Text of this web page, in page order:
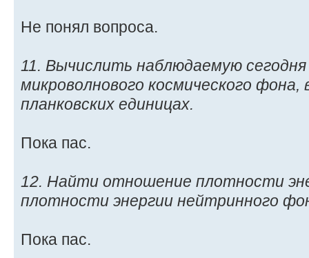
Не понял вопроса.
11. Вычислить наблюдаемую
микроволнового космического фона,
планковских единицах.
Пока пас.
12. Найти отношение плотности
плотности энергии нейтринного
Пока пас.